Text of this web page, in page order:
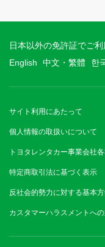
日本以外の免許証でご
English
中文・繁體 한
サイト利用にあたって
個人情報の取扱いについて
トヨタレンタカー事業会社
特定商取引法に基づく表示
反社会的勢力に対する基本
カスタマーハラスメントへ